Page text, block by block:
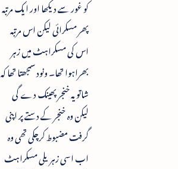
کو غور سے دیکھا اور ایک مرتبہ
پھر مسکرائی لیکن اس مرتبہ
اس کی مسکراہٹ میں زہر
بھراہوا تھا۔ ونود سمجھتا تھا کہ
شاتو یہ خنجر پھینک دے گی
لیکن وہ خنجر کے دستے پر اپنی
گرفت مضبوط کرچکی تھی وہ
اب اسی زہریلی مسکراہٹ